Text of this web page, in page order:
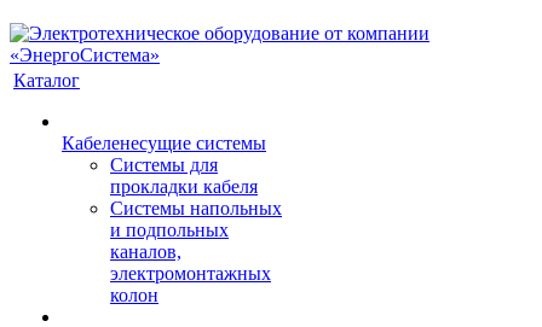
Каталог
Кабеленесущие системы
Системы для
прокладки кабеля
Системы напольных
и подпольных
каналов,
электромонтажных
колон